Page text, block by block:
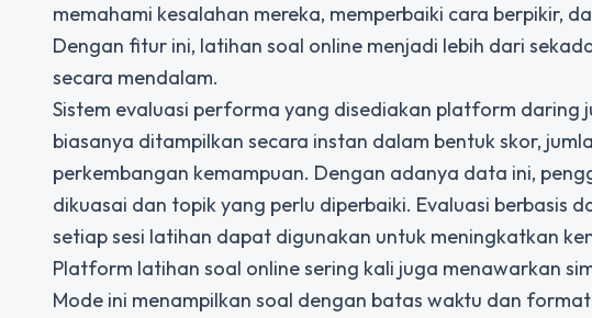
memahami kesalahan mereka, memperbaiki cara berpikir,
Dengan fitur ini, latihan soal online menjadi lebih dari
secara mendalam.
Sistem evaluasi performa yang disediakan platform daring
biasanya ditampilkan secara instan dalam bentuk skor,
perkembangan kemampuan. Dengan adanya data ini,
dikuasai dan topik yang perlu diperbaiki. Evaluasi berbasis
setiap sesi latihan dapat digunakan untuk meningkatkan
Platform latihan soal onlinesering kali juga menawarkan
Mode ini menampilkan soal dengan batas waktu dan